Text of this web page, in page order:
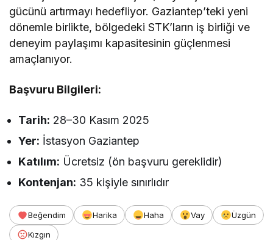
gücünü artırmayı hedefliyor. Gaziantep’teki yeni
dönemle birlikte, bölgedeki STK’ların iş birliği ve
deneyim paylaşımı kapasitesinin güçlenmesi
amaçlanıyor.
Başvuru Bilgileri:
Tarih: 28–30 Kasım 2025
Yer: İstasyon Gaziantep
Katılım: Ücretsiz (ön başvuru gereklidir)
Kontenjan: 35 kişiyle sınırlıdır
Beğendim Harika Haha Vay
Üzgün
Kızgın